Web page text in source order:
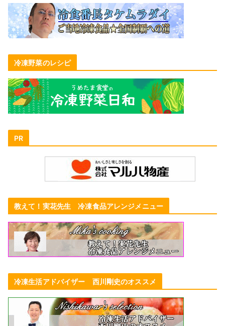
冷凍野菜のレシピ
PR
教えて！実花先生 冷凍食品アレンジメニュー
冷凍生活アドバイザー 西川剛史のオススメ